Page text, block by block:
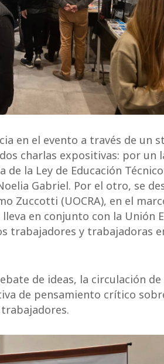
en el evento a través de un
charlas expositivas: por un
la Ley de Educación
Gabriel. Por el otro, se
Zuccotti (UOCRA), en el
en conjunto con la Unión
trabajadores y trabajadoras
de ideas, la circulación de
de pensamiento crítico